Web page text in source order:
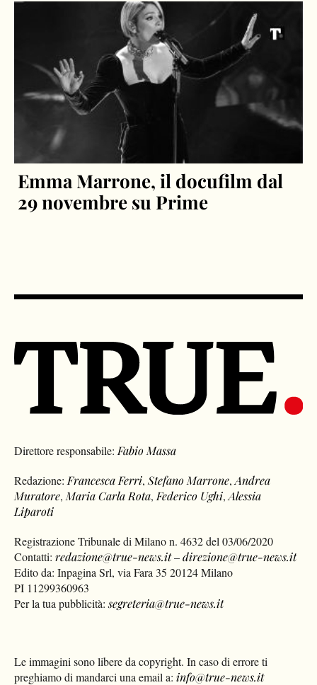
Emma Marrone, il docufilm dal
29 novembre su Prime
Direttore responsabile: Fabio Massa
Redazione: Francesca Ferri,Stefano Marrone,Andrea
Muratore, Maria Carla Rota, Federico Ughi,Alessia
Liparoti
Registrazione Tribunale di Milano n. 4632 del 03/06/2020
Contatti:redazione@true-news.it–direzione@true-news.it
Edito da: Inpagina Srl, via Fara 35 20124 Milano
PI 11299360963
Per la tua pubblicità:segreteria@true-news.it
Le immagini sono libere da copyright. In caso di errore ti
preghiamo di mandarci una email a: info@true-news.it